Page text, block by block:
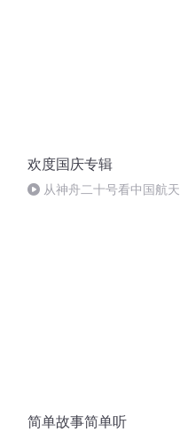
欢度国庆专辑
从神舟二十号看中国航天
简单故事简单听